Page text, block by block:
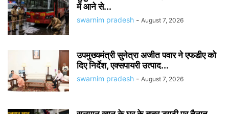
में आने से...
swarnim pradesh - August 7, 2026
उपमुख्यमंत्री सुनेत्रा अजीत पवार ने एफडीए को
दिए निर्देश, एक्सपायरी उत्पाद...
swarnim pradesh - August 7, 2026